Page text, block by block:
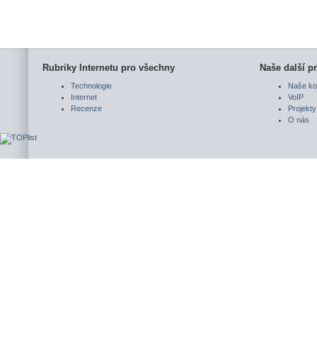
Rubriky Internetu pro všechny
Technologie
Internet
Recenze
Naše další
Naše
VoIP
Projekty
O nás